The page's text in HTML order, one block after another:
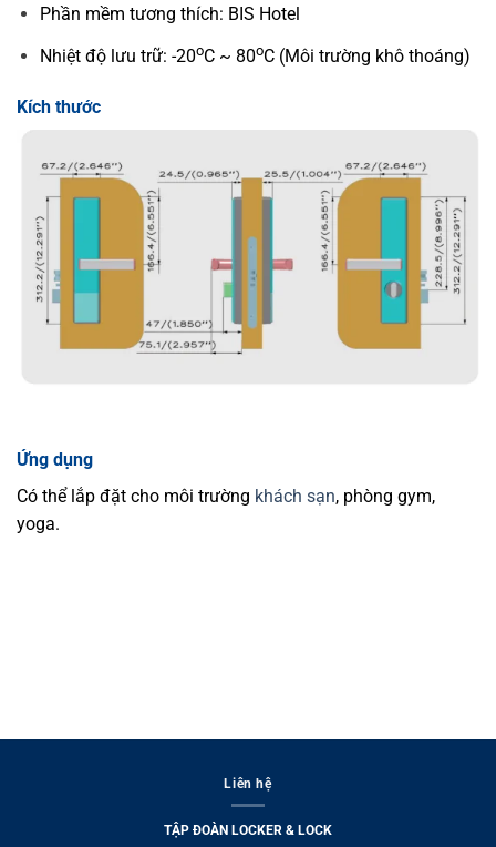
Phần mềm tương thích: BIS Hotel
Nhiệt độ lưu trữ: -20oC ~ 80oC (Môi trường khô thoáng)
Kích thước
Ứng dụng
Có thể lắp đặt cho môi trường khách sạn, phòng gym,
yoga.
Liên hệ
TẬP ĐOÀN LOCKER & LOCK